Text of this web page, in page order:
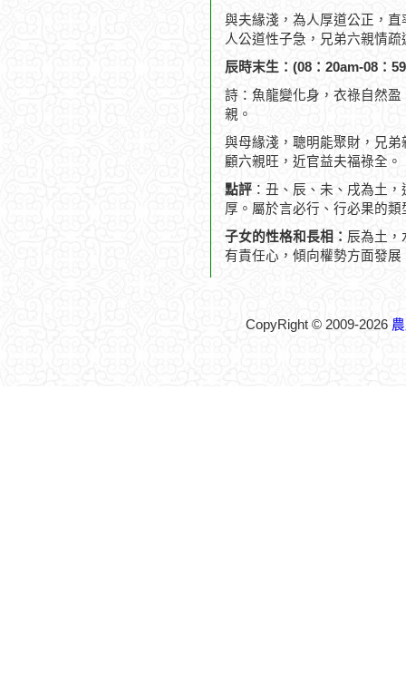
與夫緣淺，為人厚道公正，
人公道性子急，兄弟六親情
辰時末生：(08：20am-08：
詩：魚龍變化身，衣祿自然
親。
與母緣淺，聰明能聚財，兄
顧六親旺，近官益夫福祿全。
點評 ：丑、辰、未、戌為土
厚。屬於言必行、行必果的
子女的性格和長相： 辰為土，
有責任心，傾向權勢方面發展
CopyRight © 2009-2026